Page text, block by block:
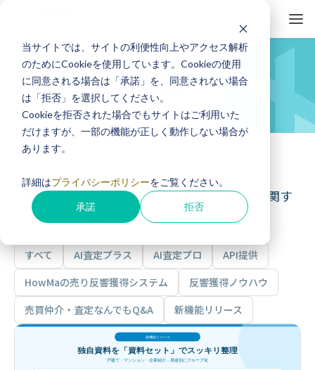
当サイトでは、サイトの利便性向上やアクセス解析
のためにCookieを使用しています。Cookieの使用
に同意される場合は「承諾」を、同意されない場合
は「拒否」を選択してください。
Cookieを拒否された場合でもサイトはご利用いた
だけますが、一部の機能が正しく動作しない場合が
あります。
詳細はプライバシーポリシーをご覧ください。
承諾 拒否
お役立ち情報
ホーム
不動産業務・不動産テック・弊社サービスに関す
るお役立ち情報を発信しています。
すべて AI査定プラス AI査定プロ
API提供
HowMaの売り反響獲得システム
反響獲得ノウハウ
売買仲介・査定なんでもQ&A
新機能リリース